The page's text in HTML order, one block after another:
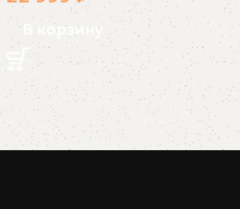
В корзину
Read More